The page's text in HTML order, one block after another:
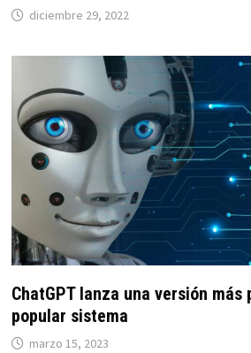
diciembre 29, 2022
ChatGPT lanza una versión más
popular sistema
marzo 15, 2023